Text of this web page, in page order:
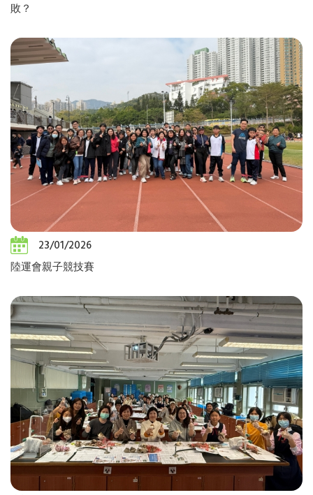
敗？
23/01/2026
陸運會親子競技賽